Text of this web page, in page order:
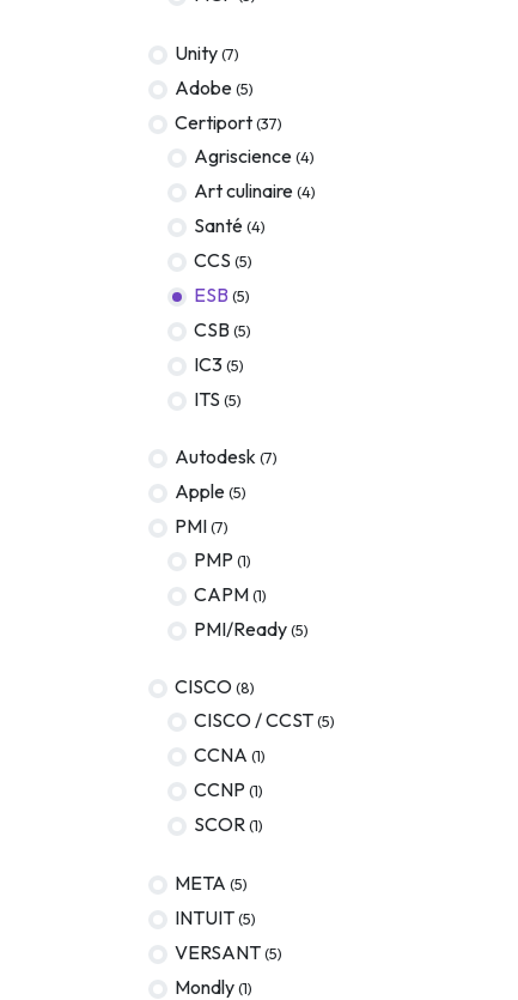
Apple
Meta
Versant
Unity (7)
Adobe (5)
Certiport (37)
Agriscience (4)
Art culinaire (4)
Santé (4)
CCS (5)
ESB (5)
CSB (5)
IC3 (5)
ITS (5)
Autodesk (7)
Apple (5)
PMI (7)
PMP (1)
CAPM (1)
PMI/Ready (5)
CISCO (8)
CISCO / CCST (5)
CCNA (1)
CCNP (1)
SCOR (1)
META (5)
INTUIT (5)
VERSANT (5)
Mondly (1)